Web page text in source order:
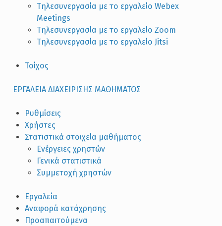
Τηλεσυνεργασία με το εργαλείο Webex
Meetings
Τηλεσυνεργασία με το εργαλείο Zoom
Τηλεσυνεργασία με το εργαλείο Jitsi
Τοίχος
ΕΡΓΑΛΕΙΑ ΔΙΑΧΕΙΡΙΣΗΣ ΜΑΘΗΜΑΤΟΣ
Ρυθμίσεις
Χρήστες
Στατιστικά στοιχεία μαθήματος
Ενέργειες χρηστών
Γενικά στατιστικά
Συμμετοχή χρηστών
Εργαλεία
Αναφορά κατάχρησης
Προαπαιτούμενα